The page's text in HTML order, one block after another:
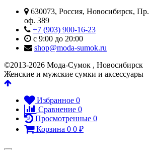
630073, Россия, Новосибирск,
оф. 389
+7 (903) 900-16-23
с 9:00 до 20:00
shop@moda-sumok.ru
©2013-2026 Мода-Сумок , Новосибирск
Женские и мужские сумки и аксессуары
Избранное 0
Сравнение 0
Просмотренные 0
Корзина 0 0 ₽